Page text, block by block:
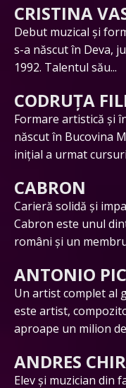
CRISTINA
Debut muzical și
s-a născut în Deva,
1992. Talentul său...
CODRUȚA
Formare artistică și
născut în Bucovina
inițial a urmat
CABRON
Carieră solidă și
Cabron este unul
români și un
ANTONIO
Un artist complet al
este artist,
aproape un milion
ANDRES
Elev și muzician din